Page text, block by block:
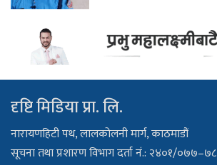
दृष्टि मिडिया प्रा. लि.
नारायणहिटी पथ, लालकोलनी मार्ग, काठमाडौं
सूचना तथा प्रशारण विभाग दर्ता नं.: २४०१/०७७–७८